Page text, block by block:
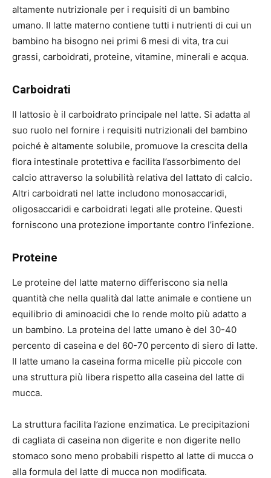
altamente nutrizionale per i requisiti di un bambino
umano. Il latte materno contiene tutti i nutrienti di cui un
bambino ha bisogno nei primi 6 mesi di vita, tra cui
grassi, carboidrati, proteine, vitamine, minerali e acqua.
Carboidrati
Il lattosio è il carboidrato principale nel latte. Si adatta al
suo ruolo nel fornire i requisiti nutrizionali del bambino
poiché è altamente solubile, promuove la crescita della
flora intestinale protettiva e facilita l’assorbimento del
calcio attraverso la solubilità relativa del lattato di calcio.
Altri carboidrati nel latte includono monosaccaridi,
oligosaccaridi e carboidrati legati alle proteine. Questi
forniscono una protezione importante contro l’infezione.
Proteine
Le proteine ​​del latte materno differiscono sia nella
quantità che nella qualità dal latte animale e contiene un
equilibrio di aminoacidi che lo rende molto più adatto a
un bambino. La proteina del latte umano è del 30-40
percento di caseina e del 60-70 percento di siero di latte.
Il latte umano la caseina forma micelle più piccole con
una struttura più libera rispetto alla caseina del latte di
mucca.
La struttura facilita l’azione enzimatica. Le precipitazioni
di cagliata di caseina non digerite e non digerite nello
stomaco sono meno probabili rispetto al latte di mucca o
alla formula del latte di mucca non modificata.